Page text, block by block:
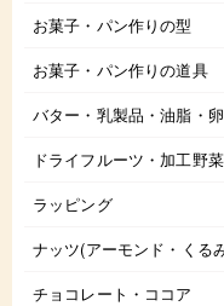
お菓子・パン作りの型
お菓子・パン作りの道具
バター・乳製品・油脂・卵
ドライフルーツ・加工野
ラッピング
ナッツ(アーモンド・くる
チョコレート・ココア